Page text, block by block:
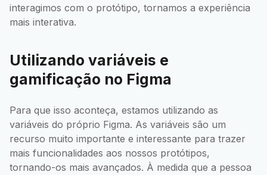
interagimos com o protótipo, tornamos a experiência
mais interativa.
Utilizando variáveis e
gamificação no Figma
Para que isso aconteça, estamos utilizando as
variáveis do próprio Figma. As variáveis são um
recurso muito importante e interessante para trazer
mais funcionalidades aos nossos protótipos,
tornando-os mais avançados. À medida que a pessoa